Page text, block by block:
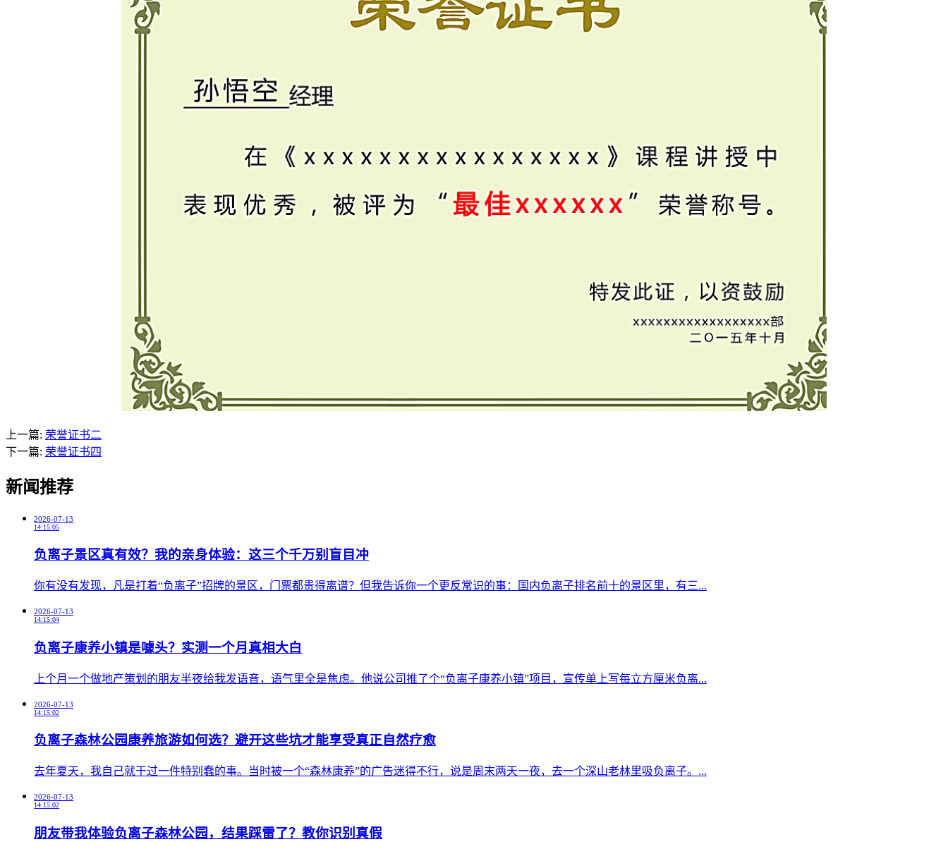
上一篇: 荣誉证书二
下一篇: 荣誉证书四
新闻推荐
2026-07-13
14:15:05
负离子景区真有效？我的亲身体验：这三个千万别盲目冲
​你有没有发现，凡是打着“负离子”招牌的景区，门票都贵得离谱？但我告诉你一个更反常识的事：国内负离子排名前十的景区里，有三...
2026-07-13
14:15:04
负离子康养小镇是噱头？实测一个月真相大白
​上个月一个做地产策划的朋友半夜给我发语音，语气里全是焦虑。他说公司推了个“负离子康养小镇”项目，宣传单上写每立方厘米负离...
2026-07-13
14:15:02
负离子森林公园康养旅游如何选？避开这些坑才能享受真正自然疗愈
​去年夏天，我自己就干过一件特别蠢的事。当时被一个“森林康养”的广告迷得不行，说是周末两天一夜，去一个深山老林里吸负离子。...
2026-07-13
14:15:02
朋友带我体验负离子森林公园，结果踩雷了？教你识别真假